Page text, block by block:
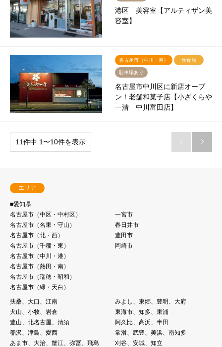
港区 美容室【アルティザン美
容室】
名古屋市（中川・港） 飲食店
駐車場あり
名古屋市中川区に新店オープ
ン！老舗和菓子店【小ざくらや
一清 中川富田店】
11件中 1〜10件を表示  
エリア
■愛知県
名古屋市（中区・中村区）
名古屋市（名東・守⼭）
名古屋市（北・⻄）
名古屋市（千種・東）
名古屋市（中川・港）
名古屋市（熱⽥・南）
名古屋市（瑞穂・昭和）
名古屋市（緑・天白）
一宮市
春日井市
豊田市
岡崎市
扶桑、大口、江南
犬山、小牧、岩倉
豊山、北名古屋、清須
稲沢、津島、愛西
あま市、大治、蟹江、弥冨、飛島
みよし、東郷、豊明、大府
東海市、知多、東浦
阿久比、高浜、半田
常滑、武豊、美浜、南知多
刈谷、安城、知立